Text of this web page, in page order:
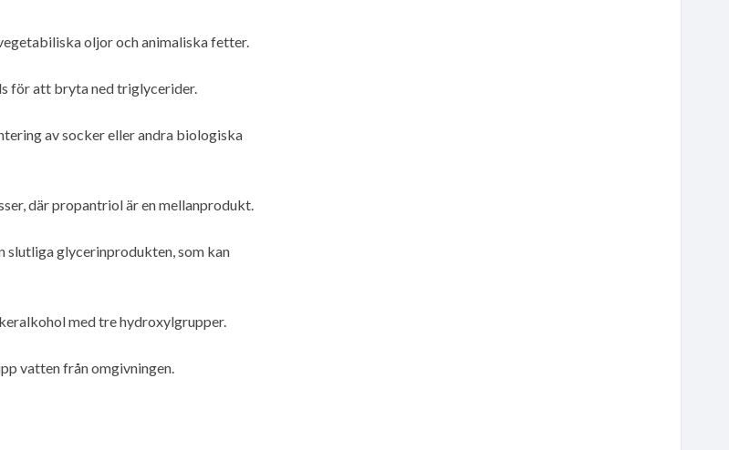
oljor och animaliska fetter.
för att bryta ned triglycerider.
av socker eller andra biologiska
där propantriol är en mellanprodukt.
slutliga glycerinprodukten, som kan
med tre hydroxylgrupper.
vatten från omgivningen.